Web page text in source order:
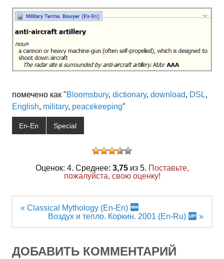
помечено как "Bloomsbury, dictionary, download, DSL,
English, military, peacekeeping"
En-En Special
Оценок: 4. Среднее: 3,75из 5. Поставьте,
пожалуйста, свою оценку!
Навигация
« Classical Mythology (En-En)
Воздух и тепло. Коркин. 2001 (En-Ru)
»
ДОБАВИТЬ КОММЕНТАРИЙ